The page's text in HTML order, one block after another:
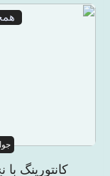
کانتورینگ